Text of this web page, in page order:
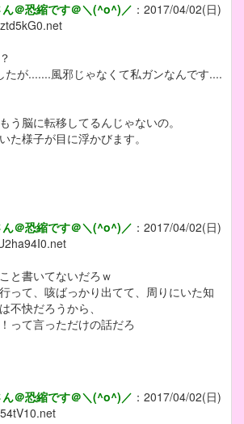
＠恐縮です＠＼(^o^)／ ： 2017/04/02(日)
たが.......風邪じゃなくて私ガンなんです....
う脳に転移してるんじゃないの。
た様子が目に浮かびます。
＠恐縮です＠＼(^o^)／ ： 2017/04/02(日)
と書いてないだろｗ
って、咳ばっかり出てて、周りにいた知
不快だろうから、
って言っただけの話だろ
＠恐縮です＠＼(^o^)／ ： 2017/04/02(日)